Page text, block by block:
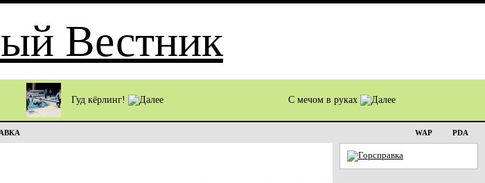
Гуд кёрлинг! С мечом в руках
WAP PDA